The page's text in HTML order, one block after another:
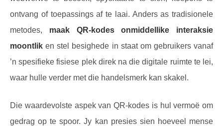
ontvang of toepassings af te laai. Anders as tradisionele
metodes, maak QR-kodes onmiddellike interaksie
moontlik en stel besighede in staat om gebruikers vanaf
’n spesifieke fisiese plek direk na die digitale ruimte te lei,
waar hulle verder met die handelsmerk kan skakel.
Die waardevolste aspek van QR-kodes is hul vermoë om
gedrag op te spoor. Jy kan presies sien hoeveel mense